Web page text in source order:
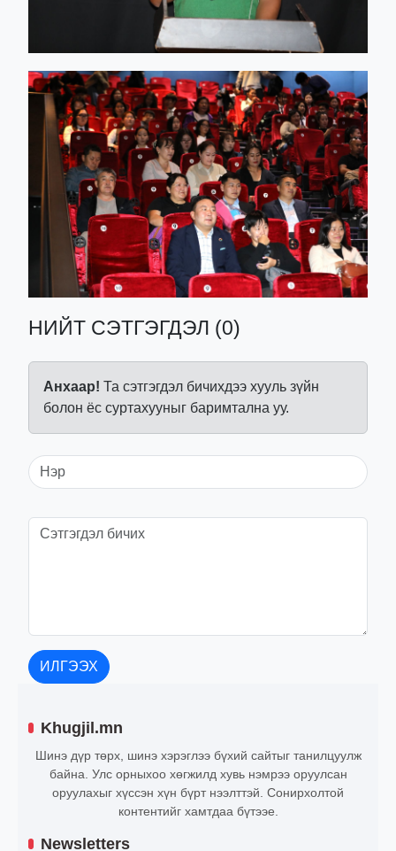
НИЙТ СЭТГЭГДЭЛ (0)
Анхаар! Та сэтгэгдэл бичихдээ хууль зүйн
болон ёс суртахууныг баримтална уу.
ИЛГЭЭХ
Khugjil.mn
Шинэ дүр төрх, шинэ хэрэглээ бүхий сайтыг танилцуулж
байна. Улс орныхоо хөгжилд хувь нэмрээ оруулсан
оруулахыг хүссэн хүн бүрт нээлттэй. Сонирхолтой
контентийг хамтдаа бүтээе.
Newsletters